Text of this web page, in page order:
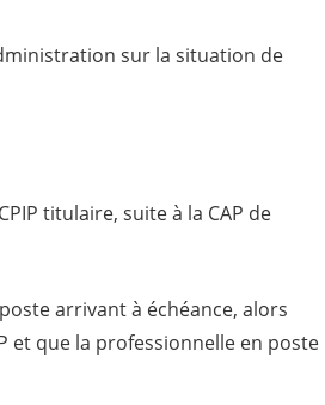
sur la situation de
titulaire, suite à la CAP de
arrivant à échéance, alors
et que la professionnelle en poste